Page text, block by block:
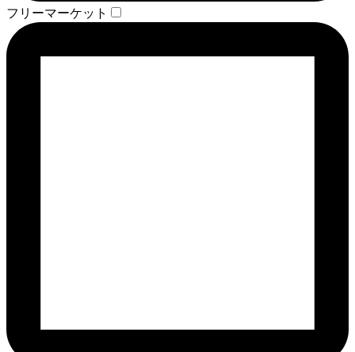
フリーマーケット